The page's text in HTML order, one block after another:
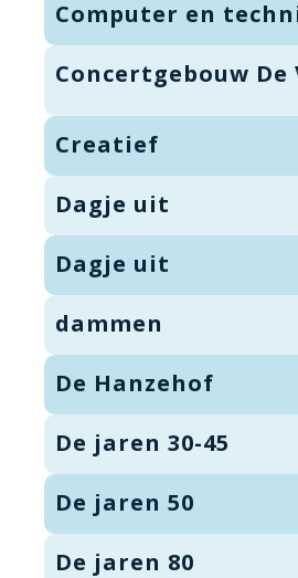
Computer en
Concertgebouw
Creatief
Dagje uit
Dagje uit
dammen
De Hanzehof
De jaren 30-45
De jaren 50
De jaren 80